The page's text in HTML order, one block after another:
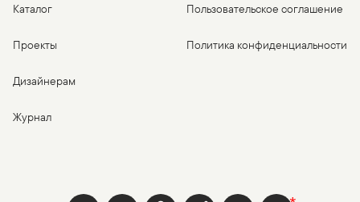
Каталог
Проекты
Дизайнерам
Журнал
Пользовательское соглашение
Политика конфиденциальности